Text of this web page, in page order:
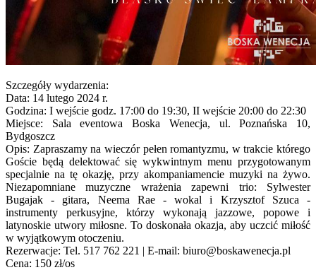
Szczegóły wydarzenia:
Data: 14 lutego 2024 r.
Godzina: I wejście godz. 17:00 do 19:30, II wejście 20:00 do 22:30
Miejsce: Sala eventowa Boska Wenecja, ul. Poznańska 10,
Bydgoszcz
Opis: Zapraszamy na wieczór pełen romantyzmu, w trakcie którego
Goście będą delektować się wykwintnym menu przygotowanym
specjalnie na tę okazję, przy akompaniamencie muzyki na żywo.
Niezapomniane muzyczne wrażenia zapewni trio: Sylwester
Bugajak - gitara, Neema Rae - wokal i Krzysztof Szuca -
instrumenty perkusyjne, którzy wykonają jazzowe, popowe i
latynoskie utwory miłosne. To doskonała okazja, aby uczcić miłość
w wyjątkowym otoczeniu.
Rezerwacje: Tel. 517 762 221 | E-mail: biuro@boskawenecja.pl
Cena: 150 zł/os